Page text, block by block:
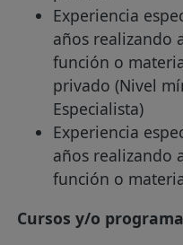
Experiencia
años realizando
función o
privado (Nivel
Especialista)
Experiencia
años realizando
función o
Cursos y/o